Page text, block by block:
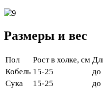
Размеры и вес
Пол Рост в холке, см
Кобель 15-25 до
Сука
15-25 до